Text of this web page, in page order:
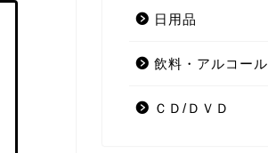
日用品
飲料・アルコール
ＣＤ/ＤＶＤ